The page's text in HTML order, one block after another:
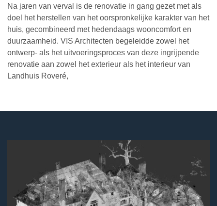
Na jaren van verval is de renovatie in gang gezet met als
doel het herstellen van het oorspronkelijke karakter van het
huis, gecombineerd met hedendaags wooncomfort en
duurzaamheid. VIS Architecten begeleidde zowel het
ontwerp- als het uitvoeringsproces van deze ingrijpende
renovatie aan zowel het exterieur als het interieur van
Landhuis Roveré,